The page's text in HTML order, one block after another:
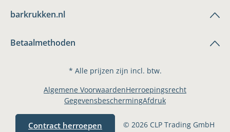
barkrukken.nl
Betaalmethoden
* Alle prijzen zijn incl. btw.
Contract herroepen © 2026 CLP Trading GmbH
Algemene VoorwaardenHerroepingsrecht
GegevensbeschermingAfdruk